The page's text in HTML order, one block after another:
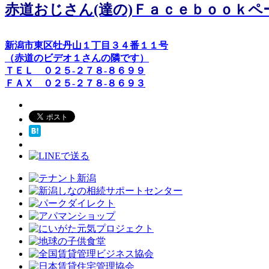
赤道おじさん(達の)Ｆａｃｅｂｏｏｋペ
新潟市東区牡丹山１丁目３４番１１号
（赤道のビデオ１さんの隣です）
ＴＥＬ ０２５-２７８-８６９９
ＦＡＸ ０２５-２７８-８６９３